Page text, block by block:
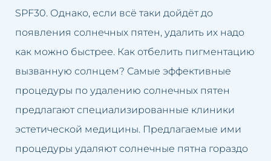
Люмбаго
Избыток волос
Избыток жировой ткани
Неудачный перманентный
макияж
Лифтинг лица
Ликвидация второго
подбородка
Лечение люмбаго
Чистка лица
Омоложение груди
SPF30. Однако, если всё таки дойдёт до
появления солнечных пятен, удалить их надо
как можно быстрее. Как отбелить пигментацию
вызванную солнцем? Самые эффективные
процедуры по удалению солнечных пятен
предлагают специализированные клиники
эстетической медицины. Предлагаемые ими
процедуры удаляют солнечные пятна гораздо